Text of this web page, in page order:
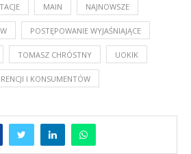
MAIN NAJNOWSZE
POSTĘPOWANIE WYJAŚNIAJĄCE
TOMASZ CHRÓSTNY UOKIK
I KONSUMENTÓW